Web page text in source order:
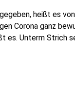
heißt es
Corona ganz
es. Unterm Strich